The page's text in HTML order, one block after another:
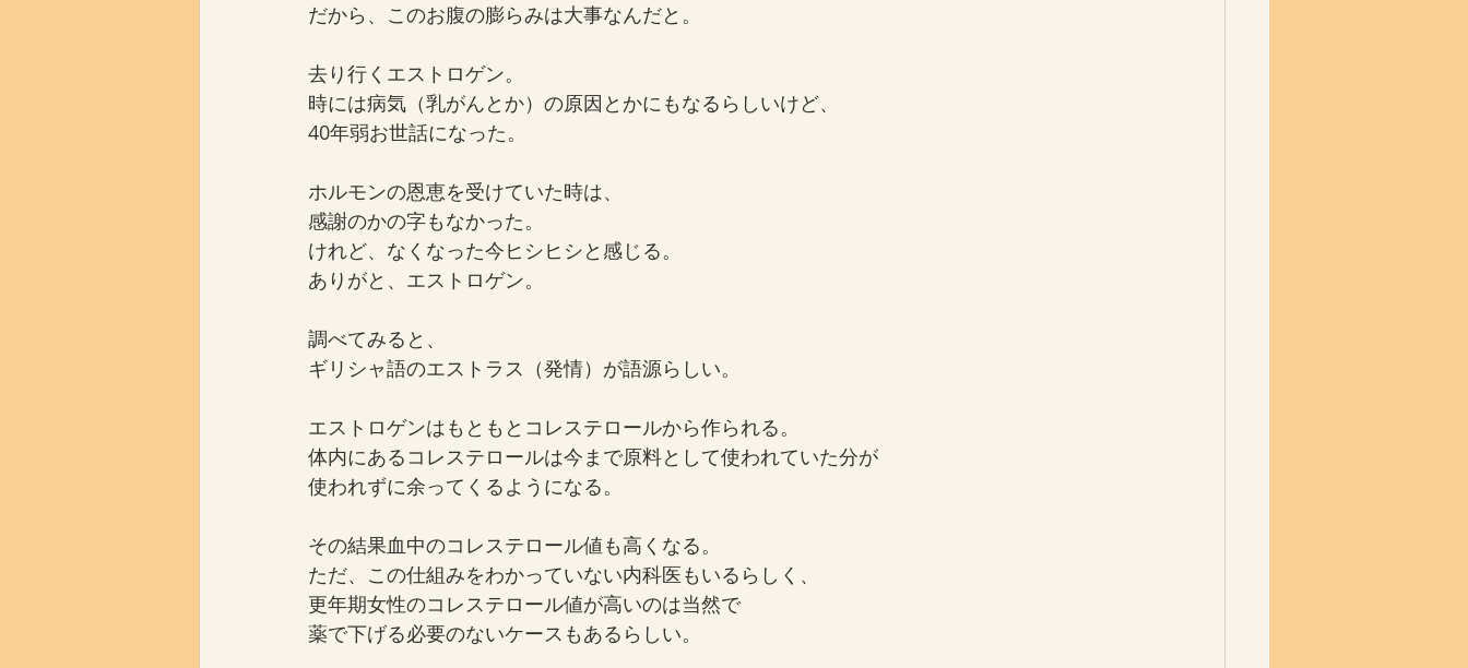
だから、このお腹の膨らみは大事なんだと。
去り行くエストロゲン。
時には病気（乳がんとか）の原因とかにもなるらしいけど、
40年弱お世話になった。
ホルモンの恩恵を受けていた時は、
感謝のかの字もなかった。
けれど、なくなった今ヒシヒシと感じる。
ありがと、エストロゲン。
調べてみると、
ギリシャ語のエストラス（発情）が語源らしい。
エストロゲンはもともとコレステロールから作られる。
体内にあるコレステロールは今まで原料として使われていた分が
使われずに余ってくるようになる。
その結果血中のコレステロール値も高くなる。
ただ、この仕組みをわかっていない内科医もいるらしく、
更年期女性のコレステロール値が高いのは当然で
薬で下げる必要のないケースもあるらしい。